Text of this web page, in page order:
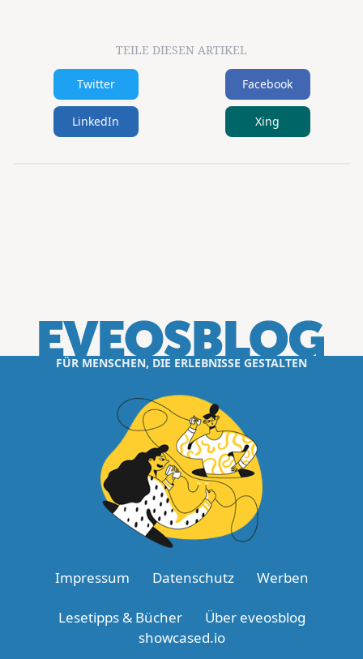
TEILE DIESEN ARTIKEL
Twitter Facebook
LinkedIn Xing
FÜR MENSCHEN, DIE ERLEBNISSE GESTALTEN
Impressum Datenschutz Werben
Lesetipps & Bücher
Über eveosblog
showcased.io